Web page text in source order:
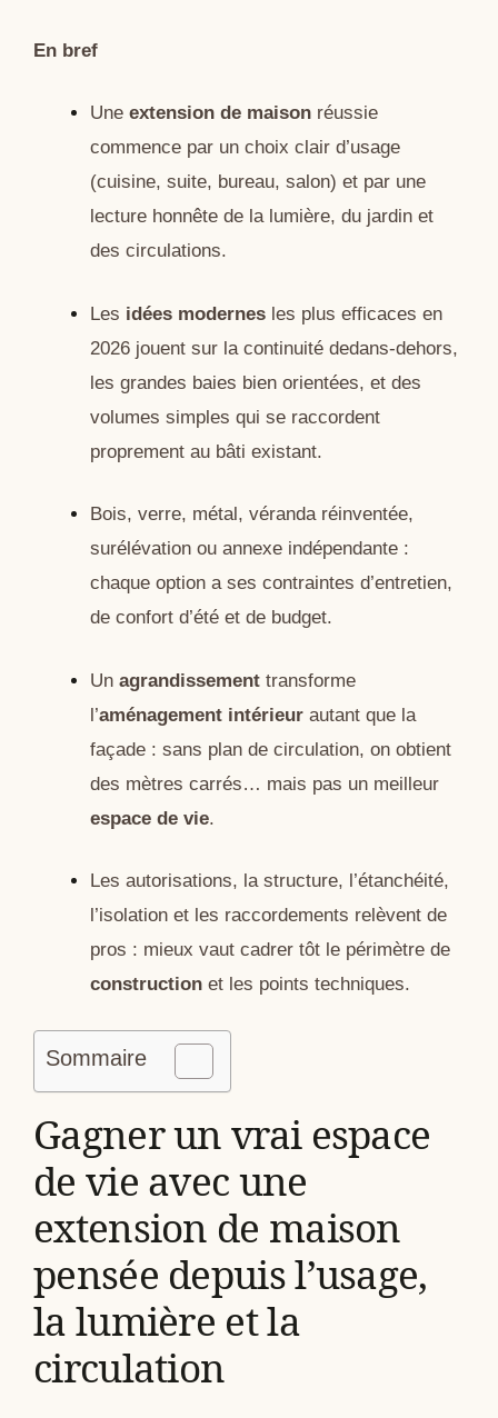
En bref
Une extension de maison réussie
commence par un choix clair d’usage
(cuisine, suite, bureau, salon) et par une
lecture honnête de la lumière, du jardin et
des circulations.
Les idées modernes les plus efficaces en
2026 jouent sur la continuité dedans-dehors,
les grandes baies bien orientées, et des
volumes simples qui se raccordent
proprement au bâti existant.
Bois, verre, métal, véranda réinventée,
surélévation ou annexe indépendante :
chaque option a ses contraintes d’entretien,
de confort d’été et de budget.
Un agrandissement transforme
l’aménagement intérieur autant que la
façade : sans plan de circulation, on obtient
des mètres carrés… mais pas un meilleur
espace de vie.
Les autorisations, la structure, l’étanchéité,
l’isolation et les raccordements relèvent de
pros : mieux vaut cadrer tôt le périmètre de
construction et les points techniques.
Sommaire
Gagner un vrai espace
de vie avec une
extension de maison
pensée depuis l’usage,
la lumière et la
circulation